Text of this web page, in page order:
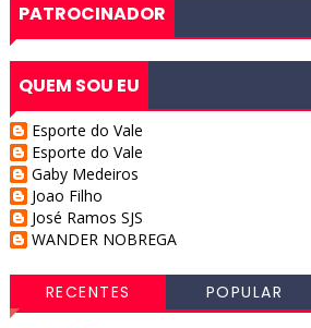
PATROCINADOR
QUEM SOU EU
Esporte do Vale
Esporte do Vale
Gaby Medeiros
Joao Filho
José Ramos SJS
WANDER NOBREGA
RECENTES POPULAR